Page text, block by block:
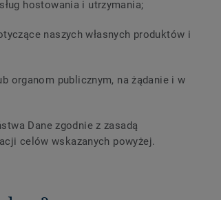
hostowania i utrzymania;
naszych własnych produktów i
organom publicznym, na żądanie i w
Dane zgodnie z zasadą
celów wskazanych powyżej.